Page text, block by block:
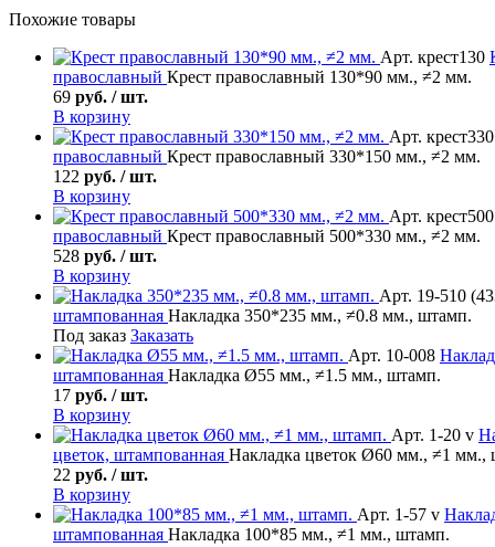
Похожие товары
Арт. крест130
православный Крест православный 130*90 мм., ≠2 мм.
69 руб. / шт.
В корзину
Арт. крест330
православный Крест православный 330*150 мм., ≠2 мм.
122 руб. / шт.
В корзину
Арт. крест500
православный Крест православный 500*330 мм., ≠2 мм.
528 руб. / шт.
В корзину
Арт. 19-510
штампованная Накладка 350*235 мм., ≠0.8 мм., штамп.
Под заказ Заказать
Арт. 10-008
штампованная Накладка Ø55 мм., ≠1.5 мм., штамп.
17 руб. / шт.
В корзину
Арт. 1-20 v
цветок, штампованная Накладка цветок Ø60 мм., ≠1 мм.,
22 руб. / шт.
В корзину
Арт. 1-57 v
штампованная Накладка 100*85 мм., ≠1 мм., штамп.